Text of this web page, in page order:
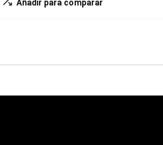
Añadir para comparar